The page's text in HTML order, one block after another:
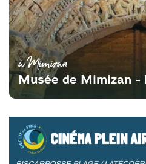
à Mimizan
Musée de Mimizan -